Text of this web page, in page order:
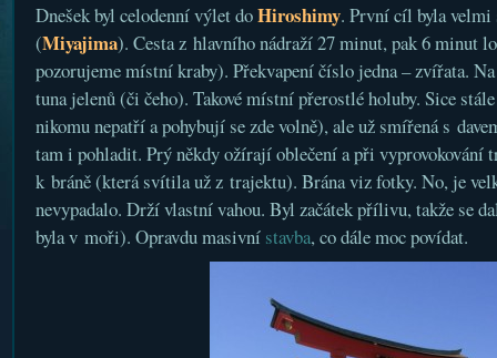
Dnešek byl celodenní výlet doHiroshimy. První cíl byla
(Miyajima). Cesta z hlavního nádraží 27 minut, pak 6 minut
pozorujeme místní kraby). Překvapení číslo jedna – zvířata.
tuna jelenů (či čeho). Takové místní přerostlé holuby. Sice
nikomu nepatří a pohybují se zde volně), ale už smířená s
tam i pohladit. Prý někdy ožírají oblečení a při
k bráně (která svítila už z trajektu). Brána viz fotky. No, je
nevypadalo. Drží vlastní vahou. Byl začátek přílivu, takže se
byla v moři). Opravdu masivní stavba, co dále moc povídat.